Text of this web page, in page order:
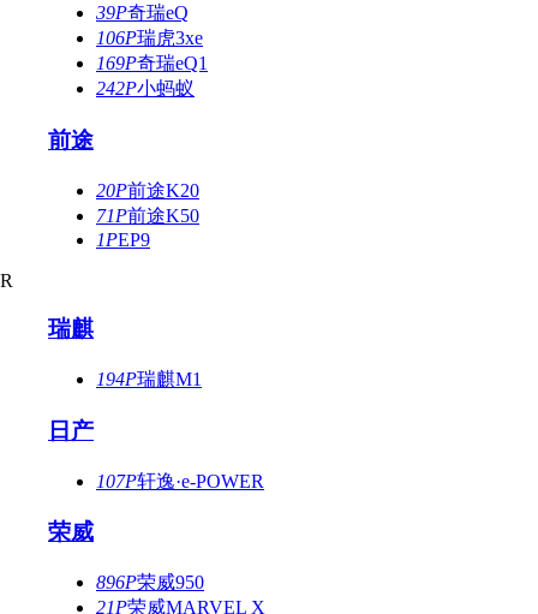
39P奇瑞eQ
106P瑞虎3xe
169P奇瑞eQ1
242P小蚂蚁
前途
20P前途K20
71P前途K50
1PEP9
R
瑞麒
194P瑞麒M1
日产
107P轩逸·e-POWER
荣威
896P荣威950
21P荣威MARVEL X